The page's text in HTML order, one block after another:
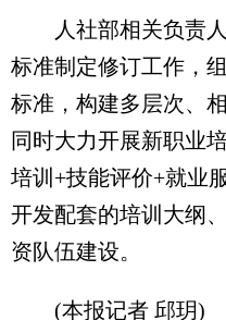
人社部相关负责人
标准制定修订工作，
标准，构建多层次、
同时大力开展新职业
培训+技能评价+就业
开发配套的培训大纲
资队伍建设。
(本报记者 邱玥)